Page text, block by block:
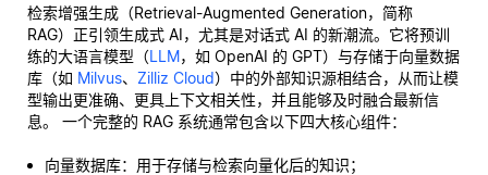
检索增强生成（Retrieval-Augmented Generation，简称
RAG）正引领生成式 AI，尤其是对话式 AI 的新潮流。它将预训
练的大语言模型（LLM，如 OpenAI 的 GPT）与存储于向量数据
库（如 Milvus、 Zilliz Cloud）中的外部知识源相结合，从而让模
型输出更准确、更具上下文相关性，并且能够及时融合最新信
息。 一个完整的 RAG 系统通常包含以下四大核心组件：
向量数据库：用于存储与检索向量化后的知识；